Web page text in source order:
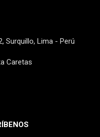
Surquillo, Lima - Perú
Caretas